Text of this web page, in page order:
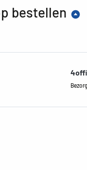
bestellen